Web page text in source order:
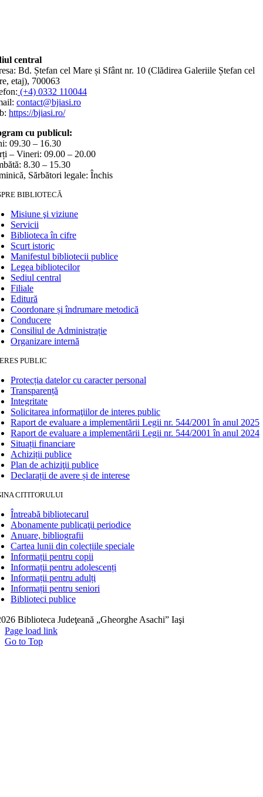
central
Bd. Ștefan cel Mare și Sfânt nr. 10 (Clădirea Galeriile Ștefan cel
etaj), 700063
(+4) 0332 110044
contact@bjiasi.ro
https://bjiasi.ro/
cu publicul:
09.30 – 16.30
– Vineri: 09.00 – 20.00
8.30 – 15.30
Sărbători legale: Închis
BIBLIOTECĂ
Misiune şi viziune
Servicii
Biblioteca în cifre
Scurt istoric
Manifestul bibliotecii publice
Legea bibliotecilor
Sediul central
Filiale
Editură
Coordonare și îndrumare metodică
Conducere
Consiliul de Administrație
Organizare internă
PUBLIC
Protecția datelor cu caracter personal
Transparență
Integritate
Solicitarea informaţiilor de interes public
Raport de evaluare a implementării Legii nr. 544/2001 în anul 2025
Raport de evaluare a implementării Legii nr. 544/2001 în anul 2024
Situații financiare
Achiziții publice
Plan de achiziţii publice
Declarații de avere și de interese
CITITORULUI
Întreabă bibliotecarul
Abonamente publicaţii periodice
Anuare, bibliografii
Cartea lunii din colecțiile speciale
Informații pentru copii
Informații pentru adolescenți
Informații pentru adulți
Informații pentru seniori
Biblioteci publice
Biblioteca Judeţeană „Gheorghe Asachi” Iaşi
Page load link
Go to Top